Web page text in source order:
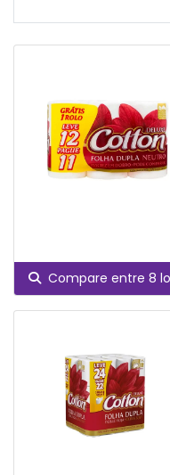
Compare entre 8